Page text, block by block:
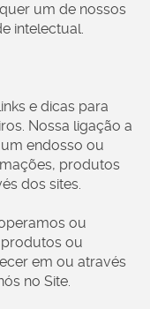
um de nossos
intelectual.
e dicas para
Nossa ligação a
endosso ou
produtos
dos sites.
ou
ou
em ou através
no Site.